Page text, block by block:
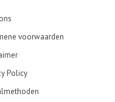
voorwaarden
Policy